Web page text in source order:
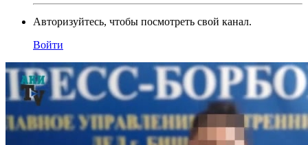
Авторизуйтесь, чтобы посмотреть свой канал.
Войти